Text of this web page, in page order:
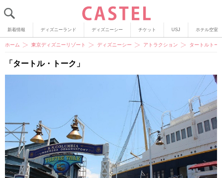
新着情報 ディズニーランド ディズニーシー チケット USJ ホテル空室
ホーム 東京ディズニーリゾート ディズニーシー アトラクション タートルトー
「タートル・トーク」